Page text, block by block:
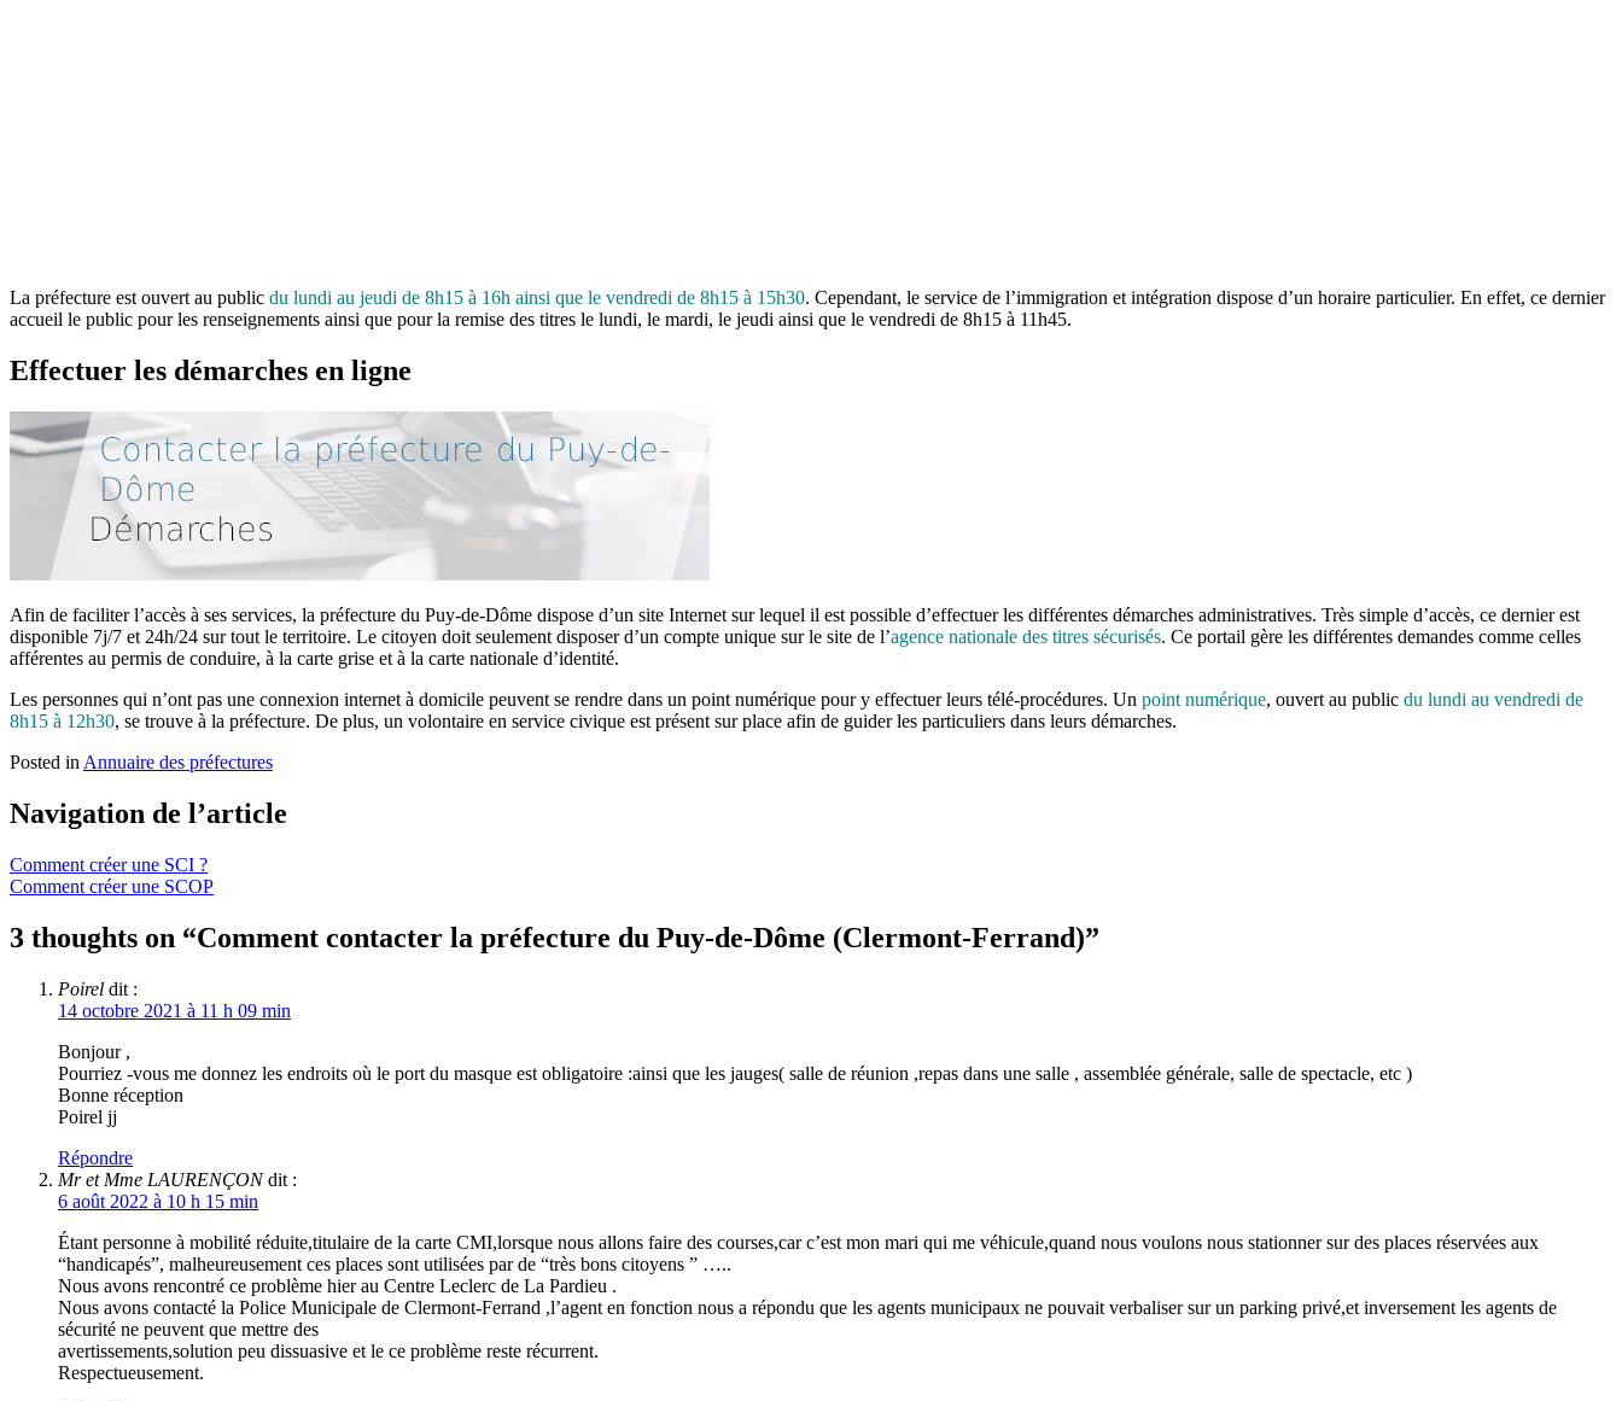
La préfecture est ouvert au public du lundi au jeudi de 8h15 à 16h ainsi que le vendredi de 8h15 à 15h30. Cependant, le service de l’immigration et intégration dispose d’un horaire particulier. En effet, ce dernier
accueil le public pour les renseignements ainsi que pour la remise des titres le lundi, le mardi, le jeudi ainsi que le vendredi de 8h15 à 11h45.
Effectuer les démarches en ligne
Afin de faciliter l’accès à ses services, la préfecture du Puy-de-Dôme dispose d’un site Internet sur lequel il est possible d’effectuer les différentes démarches administratives. Très simple d’accès, ce dernier est
disponible 7j/7 et 24h/24 sur tout le territoire. Le citoyen doit seulement disposer d’un compte unique sur le site de l’agence nationale des titres sécurisés. Ce portail gère les différentes demandes comme celles
afférentes au permis de conduire, à la carte grise et à la carte nationale d’identité.
Les personnes qui n’ont pas une connexion internet à domicile peuvent se rendre dans un point numérique pour y effectuer leurs télé-procédures. Un point numérique, ouvert au public du lundi au vendredi de
8h15 à 12h30, se trouve à la préfecture. De plus, un volontaire en service civique est présent sur place afin de guider les particuliers dans leurs démarches.
Posted in Annuaire des préfectures
Navigation de l’article
Comment créer une SCI ?
Comment créer une SCOP
3 thoughts on “Comment contacter la préfecture du Puy-de-Dôme (Clermont-Ferrand)”
Poirel dit :
14 octobre 2021 à 11 h 09 min
Bonjour ,
Pourriez -vous me donnez les endroits où le port du masque est obligatoire :ainsi que les jauges( salle de réunion ,repas dans une salle , assemblée générale, salle de spectacle, etc )
Bonne réception
Poirel jj
Répondre
Mr et Mme LAURENÇON dit :
6 août 2022 à 10 h 15 min
Étant personne à mobilité réduite,titulaire de la carte CMI,lorsque nous allons faire des courses,car c’est mon mari qui me véhicule,quand nous voulons nous stationner sur des places réservées aux
“handicapés”, malheureusement ces places sont utilisées par de “très bons citoyens ” …..
Nous avons rencontré ce problème hier au Centre Leclerc de La Pardieu .
Nous avons contacté la Police Municipale de Clermont-Ferrand ,l’agent en fonction nous a répondu que les agents municipaux ne pouvait verbaliser sur un parking privé,et inversement les agents de
sécurité ne peuvent que mettre des
avertissements,solution peu dissuasive et le ce problème reste récurrent.
Respectueusement.